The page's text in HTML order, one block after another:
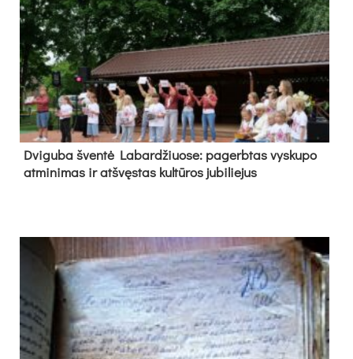
Dvi­gu­ba šven­tė La­bar­džiuo­se: pa­gerb­tas vys­ku­po
at­mi­ni­mas ir at­švęs­tas kul­tū­ros ju­bi­lie­jus